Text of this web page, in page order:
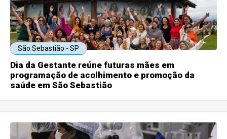
São Sebastião - SP
Dia da Gestante reúne futuras mães em
programação de acolhimento e promoção da
saúde em São Sebastião